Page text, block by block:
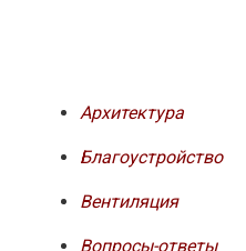
Архитектура
Благоустройство
Вентиляция
Вопросы-ответы